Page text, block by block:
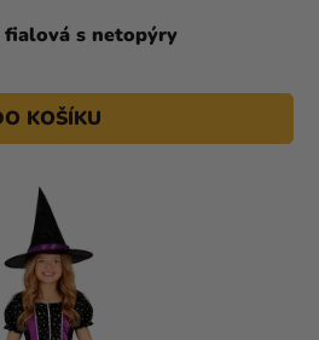
fialová s netopýry
KOŠÍKU